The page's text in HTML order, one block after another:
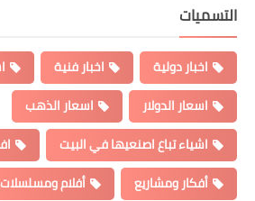
التسميات
اخبار دولية اخبار فنية
اسعار الدولار
اسعار الذهب
اشياء تباع اصنعيها في البيت
أفكار ومشاريع
أفلام ومسلسلات